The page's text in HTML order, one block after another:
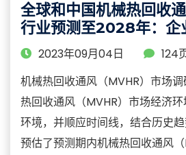
全球和中国机械热回收
行业预测至2028年：企
需求和销售渠道分析研报
2023年09月04日
124
机械热回收通风（MVHR）市场
热回收通风（MVHR）市场经济
环境，并顺应时间线，结合历史
预估了预测期内机械热回收通风